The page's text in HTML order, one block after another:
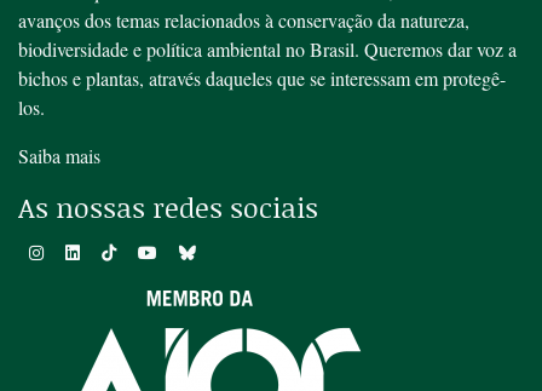
avanços dos temas relacionados à conservação da natureza,
biodiversidade e política ambiental no Brasil. Queremos dar voz a
bichos e plantas, através daqueles que se interessam em protegê-
los.
Saiba mais
As nossas redes sociais